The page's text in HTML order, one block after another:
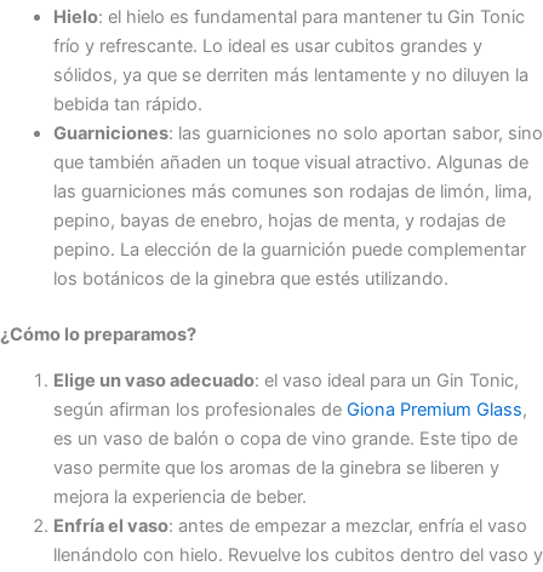
Hielo: el hielo es fundamental para mantener tu Gin Tonic
frío y refrescante. Lo ideal es usar cubitos grandes y
sólidos, ya que se derriten más lentamente y no diluyen la
bebida tan rápido.
Guarniciones: las guarniciones no solo aportan sabor, sino
que también añaden un toque visual atractivo. Algunas de
las guarniciones más comunes son rodajas de limón, lima,
pepino, bayas de enebro, hojas de menta, y rodajas de
pepino. La elección de la guarnición puede complementar
los botánicos de la ginebra que estés utilizando.
¿Cómo lo preparamos?
Elige un vaso adecuado: el vaso ideal para un Gin Tonic,
según afirman los profesionales de Giona Premium Glass,
es un vaso de balón o copa de vino grande. Este tipo de
vaso permite que los aromas de la ginebra se liberen y
mejora la experiencia de beber.
Enfría el vaso: antes de empezar a mezclar, enfría el vaso
llenándolo con hielo. Revuelve los cubitos dentro del vaso y